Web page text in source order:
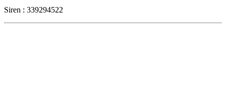
Siren : 339294522